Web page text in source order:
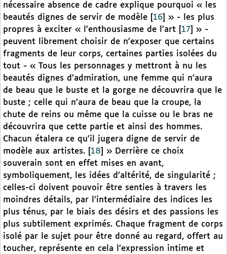
nécessaire absence de cadre explique pourquoi « les
beautés dignes de servir de modèle
16
» - les plus
propres à exciter « l’enthousiasme de l’art
17
» -
peuvent librement choisir de n’exposer que certains
fragments de leur corps, certaines parties isolées du
tout - « Tous les personnages y mettront à nu les
beautés dignes d’admiration, une femme qui n’aura
de beau que le buste et la gorge ne découvrira que le
buste ; celle qui n’aura de beau que la croupe, la
chute de reins ou même que la cuisse ou le bras ne
découvrira que cette partie et ainsi des hommes.
Chacun étalera ce qu’il jugera digne de servir de
modèle aux artistes.
18
» Derrière ce choix
souverain sont en effet mises en avant,
symboliquement, les idées d’altérité, de singularité ;
celles-ci doivent pouvoir être senties à travers les
moindres détails, par l’intermédiaire des indices les
plus ténus, par le biais des désirs et des passions les
plus subtilement exprimés. Chaque fragment de corps
isolé par le sujet pour être donné au regard, offert au
toucher, représente en cela l’expression intime et